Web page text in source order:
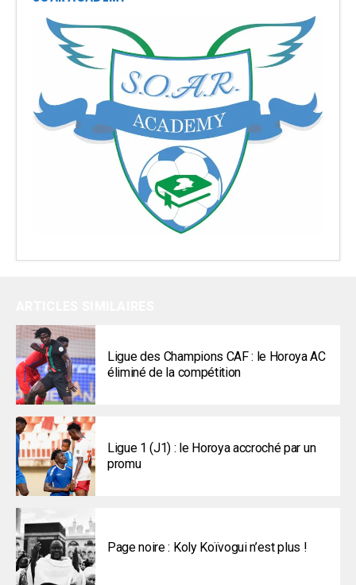
Ligue des Champions CAF : le Horoya AC
éliminé de la compétition
Ligue 1 (J1) : le Horoya accroché par un
promu
Page noire : Koly Koïvogui n’est plus !